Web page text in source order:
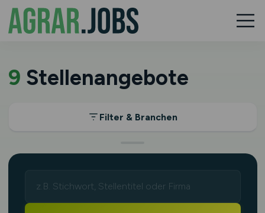
9 Stellenangebote
Filter & Branchen